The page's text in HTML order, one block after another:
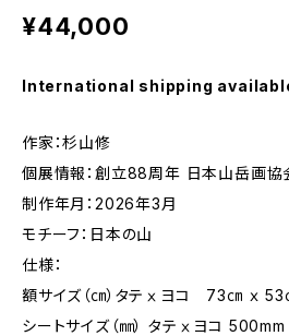
¥44,000
International shipping
作家：杉山修
個展情報：創立88周年 日本山岳画協
制作年月：2026年3月
モチーフ：日本の山
仕様：
額サイズ（㎝）タテⅹヨコ 73㎝ ｘ 53
シートサイズ（㎜） タテⅹヨコ